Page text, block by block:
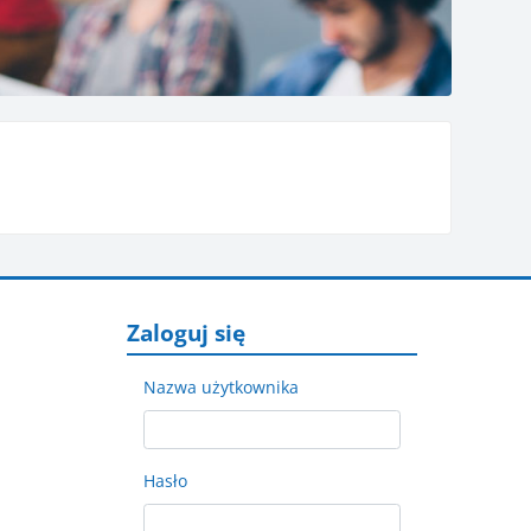
Zaloguj się
Nazwa użytkownika
Hasło